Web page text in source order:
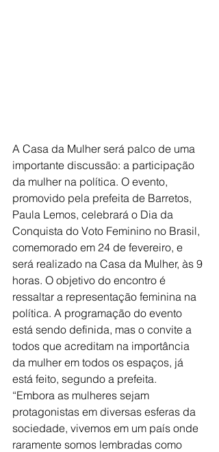
A Casa da Mulher será palco de uma
importante discussão: a participação
da mulher na política. O evento,
promovido pela prefeita de Barretos,
Paula Lemos, celebrará o Dia da
Conquista do Voto Feminino no Brasil,
comemorado em 24 de fevereiro, e
será realizado na Casa da Mulher, às 9
horas. O objetivo do encontro é
ressaltar a representação feminina na
política. A programação do evento
está sendo definida, mas o convite a
todos que acreditam na importância
da mulher em todos os espaços, já
está feito, segundo a prefeita.
“Embora as mulheres sejam
protagonistas em diversas esferas da
sociedade, vivemos em um país onde
raramente somos lembradas como